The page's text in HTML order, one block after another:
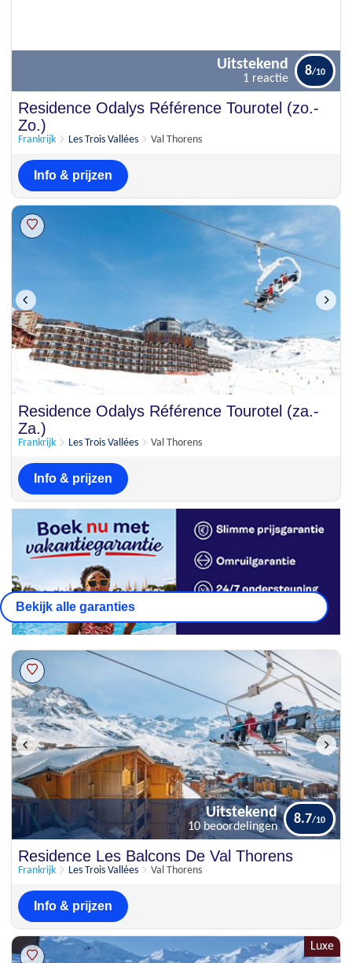
Residence Odalys Référence Tourotel (zo.-
Zo.)
Frankrijk Les Trois Vallées Val Thorens
Uitstekend
1 reactie
8
Info & prijzen
Residence Odalys Référence Tourotel (za.-
Za.)
Frankrijk Les Trois Vallées Val Thorens
Info & prijzen
Bekijk alle garanties
Uitstekend
10 beoordelingen
Residence Les Balcons De Val Thorens
Frankrijk Les Trois Vallées Val Thorens
Uitstekend
10 beoordelingen
8.7
Info & prijzen
Luxe